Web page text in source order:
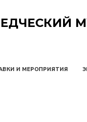
И МЕРОПРИЯТИЯ